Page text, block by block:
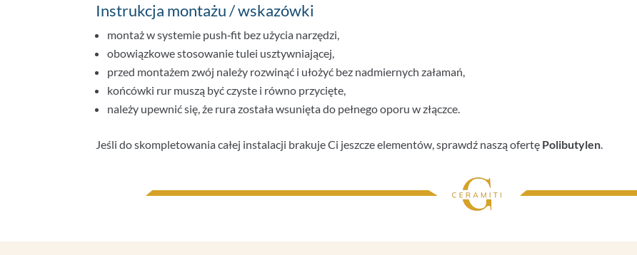
Instrukcja montażu / wskazówki
montaż w systemie push‑fit bez użycia narzędzi,
obowiązkowe stosowanie tulei usztywniającej,
przed montażem zwój należy rozwinąć i ułożyć bez nadmiernych załamań,
końcówki rur muszą być czyste i równo przycięte,
należy upewnić się, że rura została wsunięta do pełnego oporu w złączce.
Jeśli do skompletowania całej instalacji brakuje Ci jeszcze elementów, sprawdź naszą ofertę Polibutylen.